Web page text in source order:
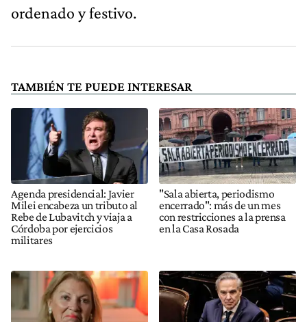
ordenado y festivo.
TAMBIÉN TE PUEDE INTERESAR
Agenda presidencial: Javier
Milei encabeza un tributo al
Rebe de Lubavitch y viaja a
Córdoba por ejercicios
militares
"Sala abierta, periodismo
encerrado": más de un mes
con restricciones a la prensa
en la Casa Rosada